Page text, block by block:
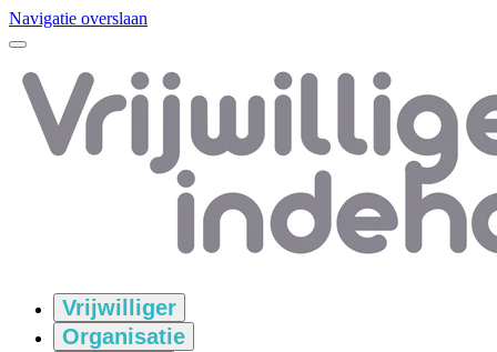
Navigatie overslaan
Vrijwilliger
Organisatie